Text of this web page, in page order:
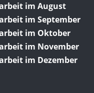
im August
im September
im Oktober
im November
im Dezember